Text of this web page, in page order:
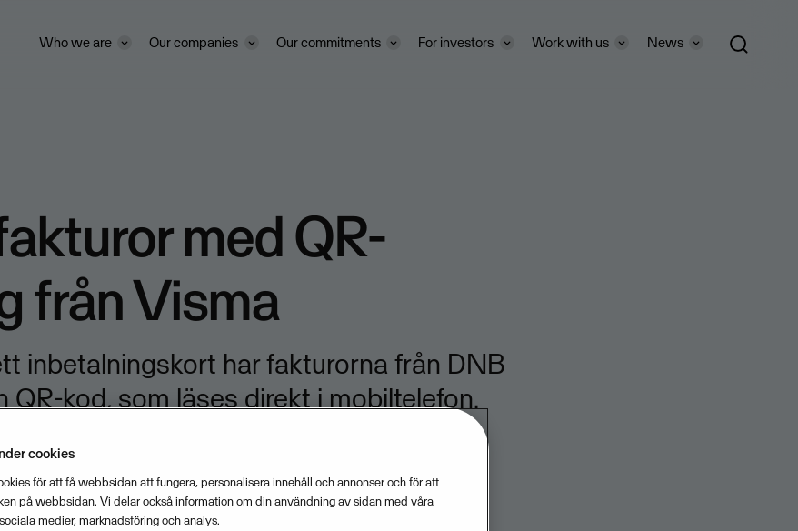
Who we are Our companies Our commitments For investors Work with us News
med QR-
från Visma
inbetalningskort har fakturorna från DNB
QR-kod, som läses direkt i mobiltelefon.
står ekonomiföretaget Visma.
DECEMBER 20, 20132 MIN READ
cookies
för att få webbsidan att fungera, personalisera innehåll och annonser och för att
på webbsidan. Vi delar också information om din användning av sidan med våra
medier, marknadsföring och analys.